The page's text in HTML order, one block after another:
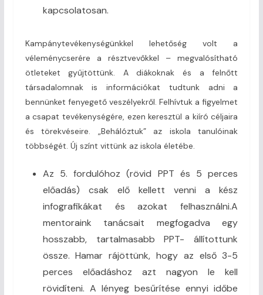
kapcsolatosan.
Kampánytevékenységünkkel lehetőség volt a
véleménycserére a résztvevőkkel – megvalósítható
ötleteket gyűjtöttünk. A diákoknak és a felnőtt
társadalomnak is információkat tudtunk adni a
bennünket fenyegető veszélyekről. Felhívtuk a figyelmet
a csapat tevékenységére, ezen keresztül a kiíró céljaira
és törekvéseire. „Behálóztuk” az iskola tanulóinak
többségét. Új színt vittünk az iskola életébe.
Az 5. fordulóhoz (rövid PPT és 5 perces
előadás) csak elő kellett venni a kész
infografikákat és azokat felhasználni.A
mentoraink tanácsait megfogadva egy
hosszabb, tartalmasabb PPT- állítottunk
össze. Hamar rájöttünk, hogy az első 3-5
perces előadáshoz azt nagyon le kell
rövidíteni. A lényeg besűrítése ennyi időbe